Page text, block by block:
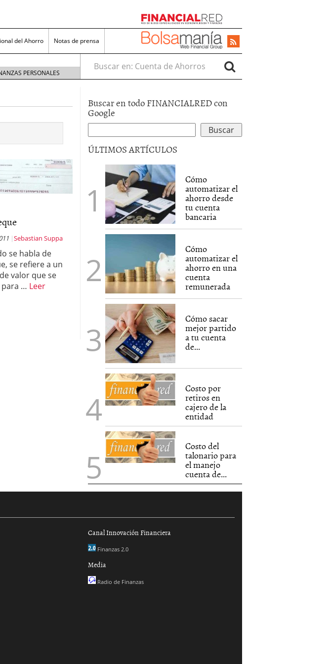
del Ahorro Notas de prensa
PERSONALES
Buscar en:
Sebastian Suppa
se habla de
se refiere a un
valor que se
para … Leer
Buscar en todo FINANCIALRED con
Google
ÚLTIMOS ARTÍCULOS
Cómo
automatizar el
ahorro desde
tu cuenta
bancaria
Cómo
automatizar el
ahorro en una
cuenta
remunerada
Cómo sacar
mejor partido
a tu cuenta
de...
Costo por
retiros en
cajero de la
entidad
Costo del
talonario para
el manejo
cuenta de...
Canal Innovación Financiera
Finanzas 2.0
Media
Radio de Finanzas